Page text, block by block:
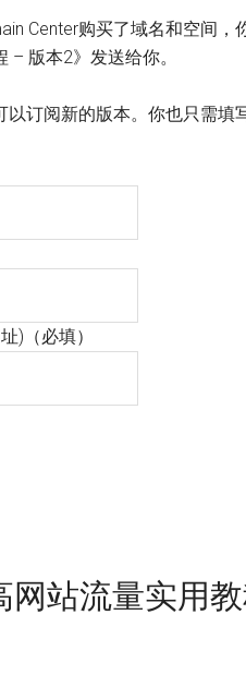
Center购买了域名和空间
– 版本2》发送给你。
订阅新的版本。你也只需填
) （必填）
网站流量实用